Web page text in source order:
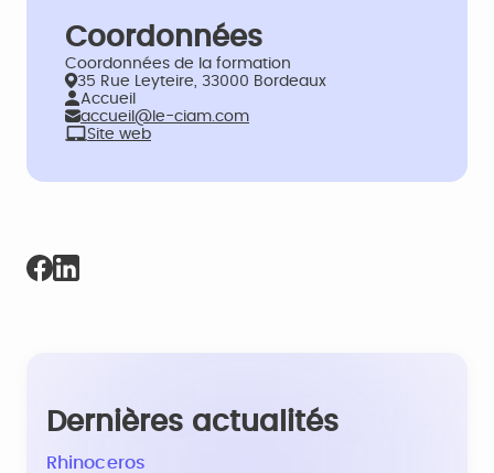
Coordonnées
Coordonnées de la formation
35 Rue Leyteire, 33000 Bordeaux
Accueil
accueil@le-ciam.com
Site web
Dernières actualités
Rhinoceros